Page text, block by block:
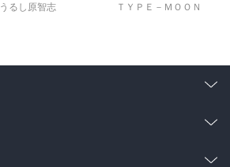
うるし原智志
ＴＹＰＥ－ＭＯＯＮ